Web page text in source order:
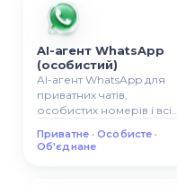
AI-агент WhatsApp
(особистий)
AI-агент WhatsApp для
приватних чатів,
особистих номерів і всіх
системі.
Приватне · Особисте ·
Об'єднане